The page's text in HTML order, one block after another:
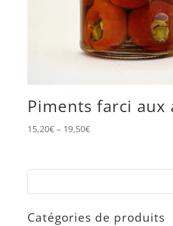
Piments farci aux
15,20€– 19,50€
Catégories de produits